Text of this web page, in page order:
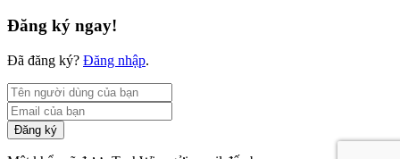
Đăng ký ngay!
Đã đăng ký? Đăng nhập.
Đăng ký